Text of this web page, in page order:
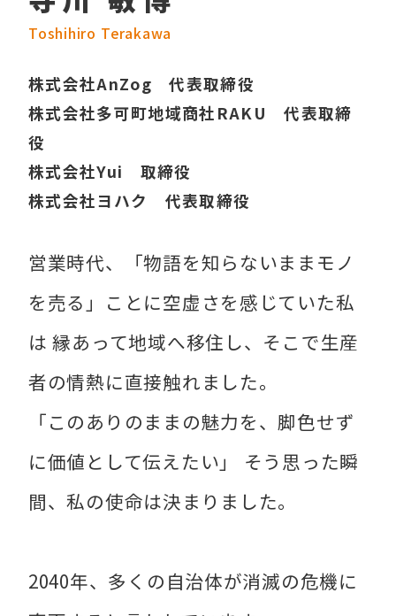
Toshihiro Terakawa
株式会社AnZog 代表取締役
株式会社多可町地域商社RAKU 代表取締
役
株式会社Yui 取締役
株式会社ヨハク 代表取締役
営業時代、「物語を知らないままモノ
を売る」ことに空虚さを感じていた私
は 縁あって地域へ移住し、そこで生産
者の情熱に直接触れました。
「このありのままの魅力を、脚色せず
に価値として伝えたい」 そう思った瞬
間、私の使命は決まりました。
2040年、多くの自治体が消滅の危機に